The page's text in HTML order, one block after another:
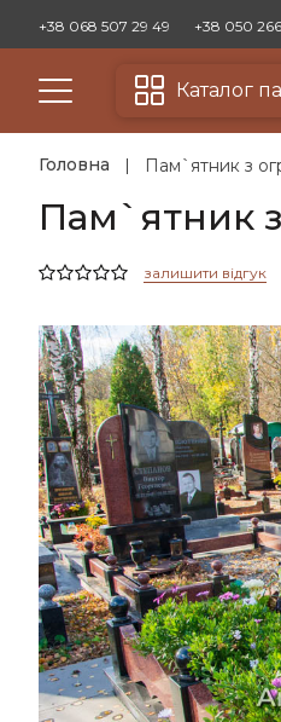
+38 068 507 29 49 +38 050
Каталог
Головна Пам`ятник з
Пам`ятник
залишити відгук